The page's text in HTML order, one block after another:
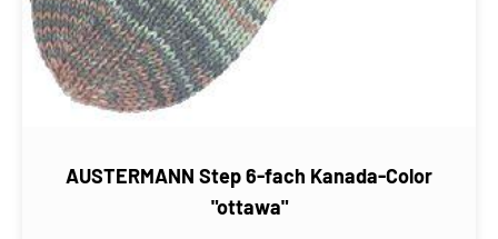
AUSTERMANN Step 6-fach Kanada-Color
"ottawa"